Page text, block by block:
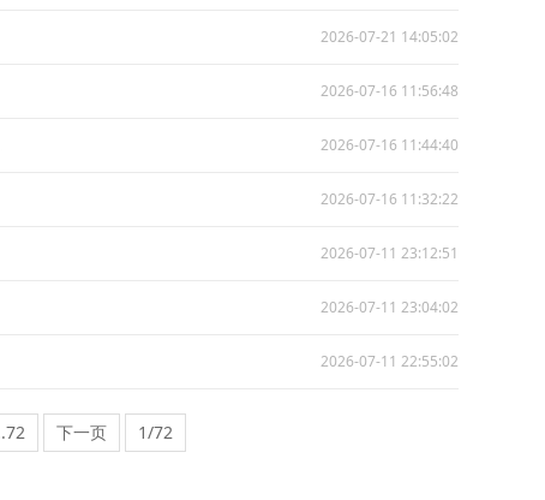
2026-07-21 14:05:02
2026-07-16 11:56:48
2026-07-16 11:44:40
2026-07-16 11:32:22
2026-07-11 23:12:51
2026-07-11 23:04:02
2026-07-11 22:55:02
下一页 1/72